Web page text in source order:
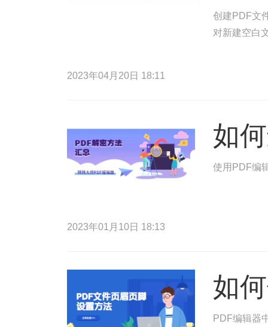
创建PDF文
对新建空白
2023年04月20日 18:11
如
使用PDF编
2023年01月10日 18:13
如
PDF编辑器